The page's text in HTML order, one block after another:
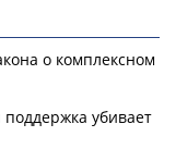
о комплексном
убивает